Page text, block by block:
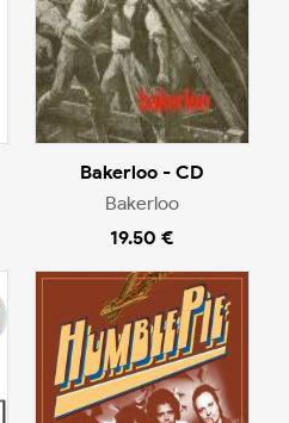
Bakerloo - CD
Bakerloo
19.50 €